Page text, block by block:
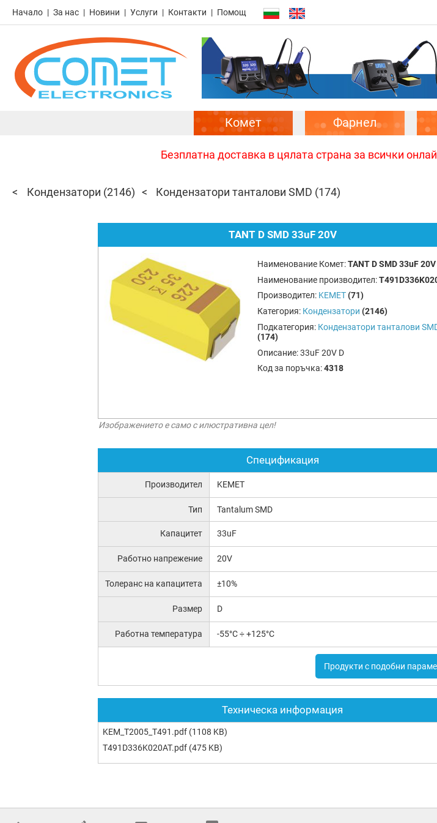
Начало За нас Новини Услуги Контакти Помощ
Комет Фарнел
Безплатна доставка в цялата страна за всички
Кондензатори (2146) Кондензатори танталови SMD (174)
TANT D SMD 33uF 20V
Наименование Комет:TANT D SMD 33uF 20V
Наименование производител:
Производител: KEMET (71)
Категория: Кондензатори (2146)
Подкатегория: Кондензатори танталови
(174)
Описание:33uF 20V D
Код за поръчка:4318
Изображението е само с илюстративна цел!
Спецификация
Производител KEMET
Тип Tantalum SMD
Капацитет 33uF
Работно напрежение 20V
Толеранс на капацитета ±10%
Размер D
Работна температура -55°C ÷ +125°C
Продукти с подобни
Техническа информация
KEM_T2005_T491.pdf (1108 KB)
T491D336K020AT.pdf (475 KB)